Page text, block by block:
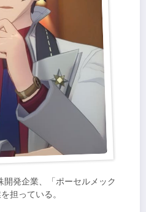
開発企業、「ポーセルメック
担っている。